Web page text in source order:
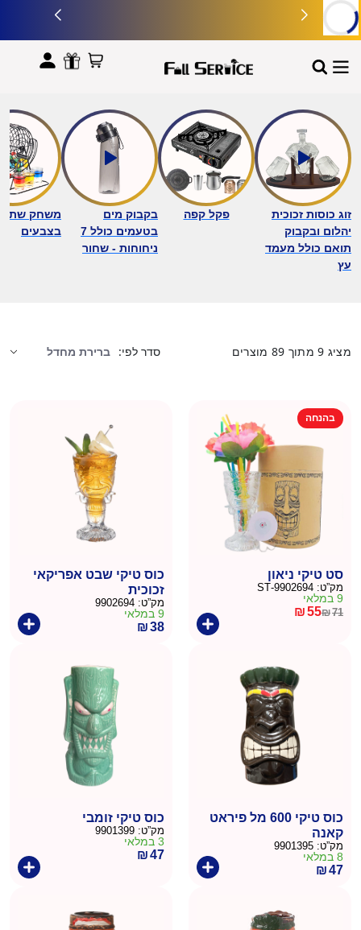
לתוכן
זוג כוסות זכוכית
יהלום ובקבוק
תואם כולל מעמד
עץ
פקל קפה
בקבוק מים
בטעמים כולל 7
ניחוחות - שחור
משחק שתייה
בצבעים
מציג 9מתוך 89מוצרים סדר לפי:
בהנחה
סט טיקי ניאון
מק”ט: 9902694-ST
9 במלאי
₪71
המחיר
₪55
המחיר
כוס טיקי שבט אפריקאי
זכוכית
מק”ט: 9902694
9 במלאי
₪38
כוס טיקי 600 מל פיראט
קאנה
מק”ט: 9901395
8 במלאי
₪47
כוס טיקי זומבי
מק”ט: 9901399
3 במלאי
₪47